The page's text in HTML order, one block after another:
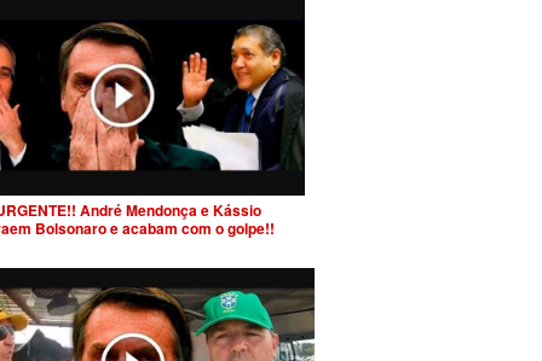
André Mendonça e Kássio
Bolsonaro e acabam com o golpe!!